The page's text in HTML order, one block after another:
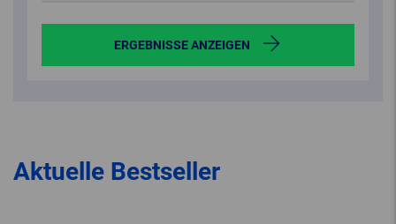
ERGEBNISSE ANZEIGEN
Aktuelle Bestseller